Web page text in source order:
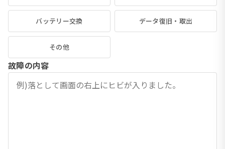
バッテリー交換 データ復旧・取出
その他
故障の内容